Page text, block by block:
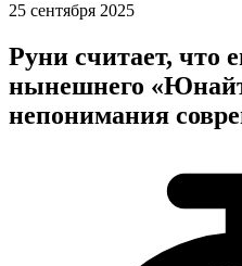
25 сентября 2025
Руни считает, что
нынешнего
непонимания